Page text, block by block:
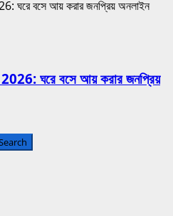
ঘরে বসে আয় করার জনপ্রিয়